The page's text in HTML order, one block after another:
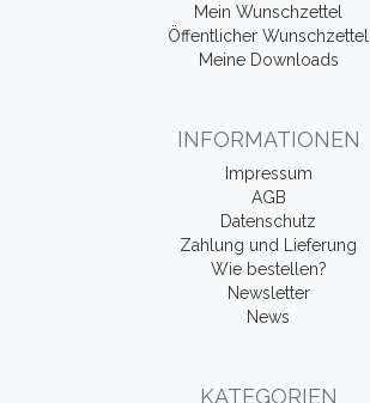
Mein Wunschzettel
Öffentlicher Wunschzettel
Meine Downloads
INFORMATIONEN
Impressum
AGB
Datenschutz
Zahlung und Lieferung
Wie bestellen?
Newsletter
News
KATEGORIEN